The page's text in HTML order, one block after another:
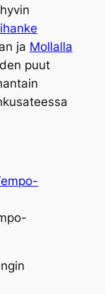
ja Mollalla
puut